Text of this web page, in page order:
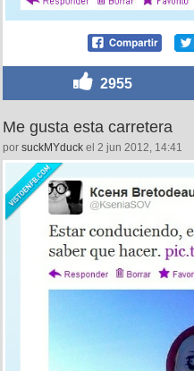
2955
Me gusta esta carretera
por suckMYduck el 2 jun 2012, 14:41